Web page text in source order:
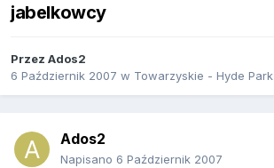
jabelkowcy
Przez Ados2
6 Październik 2007 w Towarzyskie - Hyde Park
Ados2
Napisano 6 Październik 2007